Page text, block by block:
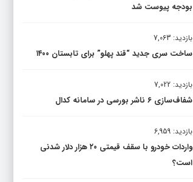
بودجه پیوست شد
بازدید: 7,063
ساخت سری جدید “قند پهلو” برای تابستان ۱۴۰۰
بازدید: 7,022
شفاف‌سازی ۶ ناشر بورسی در سامانه کدال
بازدید: 6,959
واردات خودرو با سقف قیمتی ۲۰ هزار دلار شدنی
است؟